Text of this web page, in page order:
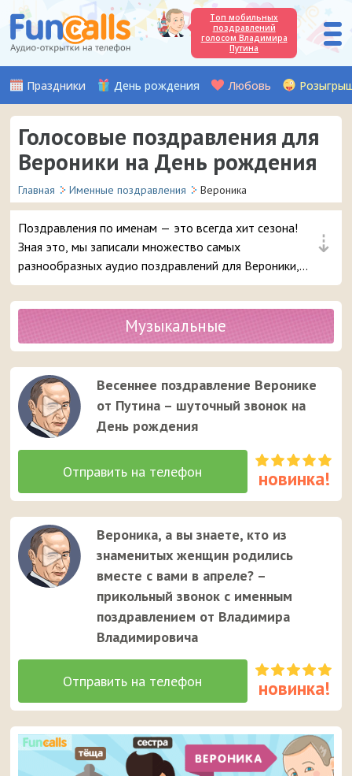
Топ мобильных
поздравлений
голосом Владимира
Путина
Праздники День рождения Любовь
Голосовые поздравления для
Вероники на День рождения
Главная Именные поздравления Вероника
⇣
Поздравления по именам — это всегда хит сезона!
Зная это, мы записали множество самых
разнообразных аудио поздравлений для Вероники,
чтобы вы могли с выдумкой поздравить с Днём
рождения вашу подругу, любимую женщину или
знакомую девочку с таким именем. Выбирайте самое
красивое голосовое поздравление и в 3 клика
Музыкальные
Весеннее поздравление Веронике
от Путина – шуточный звонок на
День рождения
Вероника, а вы знаете, кто из
знаменитых женщин родились
вместе с вами в апреле? –
прикольный звонок с именным
поздравлением от Владимира
Владимировича